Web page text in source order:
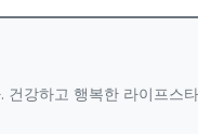
강하고 행복한 라이프스